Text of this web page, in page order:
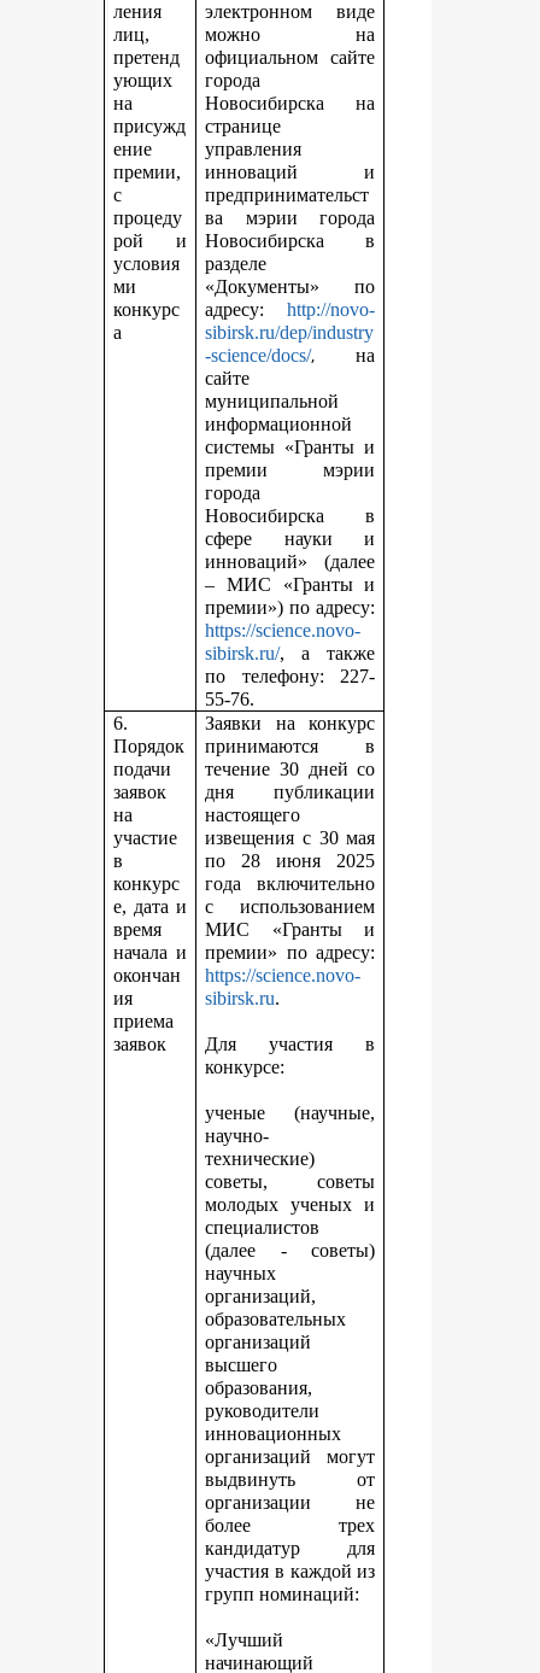
ления
лиц,
претенд
ующих
на
присужд
ение
премии,
с
процеду
рой и
условия
ми
конкурс
а
электронном виде
можно на
официальном сайте
города
Новосибирска на
странице
управления
инноваций и
предпринимательст
ва мэрии города
Новосибирска в
разделе
«Документы» по
адресу:http://novo-
sibirsk.ru/dep/industry
-science/docs/,на
сайте
муниципальной
информационной
системы «Гранты и
премии мэрии
города
Новосибирска в
сфере науки и
инноваций» (далее
– МИС «Гранты и
премии») по адресу:
https://science.novo-
sibirsk.ru/, а также
по телефону: 227-
55-76.
6.
Порядок
подачи
заявок
на
участие
в
конкурс
е, дата и
время
начала и
окончан
ия
приема
заявок
Заявки на конкурс
принимаются в
течение 30 дней со
дня публикации
настоящего
извещения с 30 мая
по 28 июня 2025
года включительно
с использованием
МИС «Гранты и
премии» по адресу:
https://science.novo-
sibirsk.ru.
Для участия в
конкурсе:
ученые (научные,
научно-
технические)
советы, советы
молодых ученых и
специалистов
(далее - советы)
научных
организаций,
образовательных
организаций
высшего
образования,
руководители
инновационных
организаций могут
выдвинуть от
организации не
более трех
кандидатур для
участия в каждой из
групп номинаций:
«Лучший
начинающий